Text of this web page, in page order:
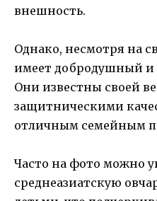
внешность.
Однако, несмотря на
имеет добродушный и
Они известны своей
защитническими
отличным семейным
Часто на фото можно
среднеазиатскую